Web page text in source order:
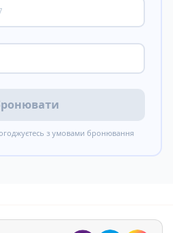
з умовами бронювання